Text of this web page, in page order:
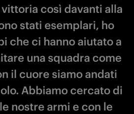
così davanti alla
stati esemplari, ho
che ci hanno aiutato a
una squadra come
il cuore siamo andati
Abbiamo cercato di
nostre armi e con le